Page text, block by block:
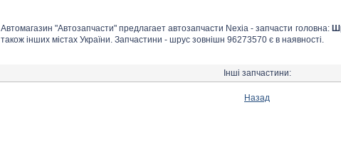
Автомагазин "Автозапчасти" предлагает автозапчасти Nexia - запчасти головна:
також інших містах України. Запчастини - шрус зовнішн 96273570 є в наявності.
Інші запчастини:
Назад